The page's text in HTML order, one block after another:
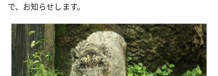
で、お知らせします。